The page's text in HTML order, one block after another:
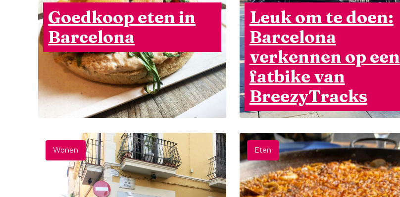
Goedkoop eten in
Barcelona
Leuk om te doen:
Barcelona
verkennen op een
fatbike van
BreezyTracks
Wonen Eten